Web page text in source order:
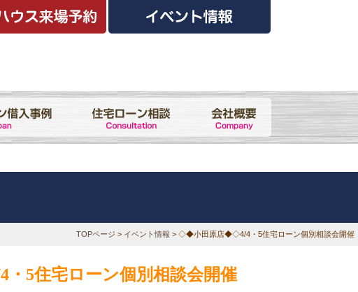
TOPページ > イベント情報 > ◇◆小田原店◆◇4/4・5住宅ローン個別相談会開催
5住宅ローン個別相談会開催